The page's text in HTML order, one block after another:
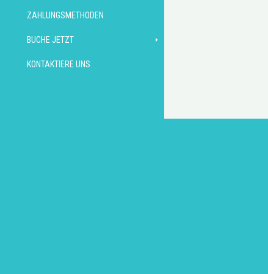
ZAHLUNGSMETHODEN
BUCHE JETZT
KONTAKTIERE UNS